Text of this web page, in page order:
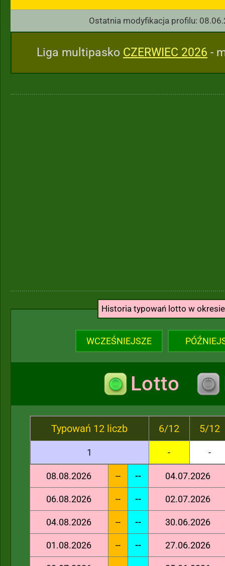
Ostatnia modyfikacja profilu:
Liga multipasko CZERWIEC 2026 -
Historia typowań lotto w
WCZEŚNIEJSZE
Lotto
Typowań 12 liczb 6/12 5/12
1 - -
08.08.2026 -- -- 04.07.2026
06.08.2026 -- -- 02.07.2026
04.08.2026 -- -- 30.06.2026
01.08.2026 -- -- 27.06.2026